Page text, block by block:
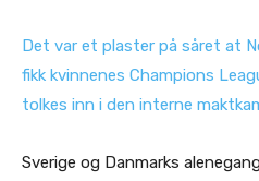
Det var et plaster på såret at
fikk kvinnenes Champions
tolkes inn i den interne
Sverige og Danmarks